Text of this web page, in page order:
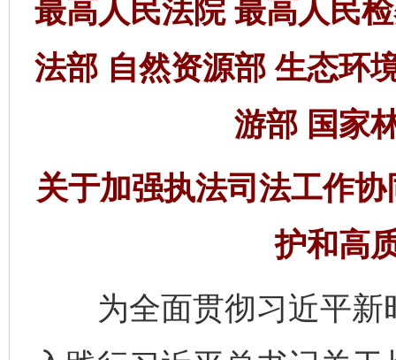
最高人民法院 最高人民
法部 自然资源部 生态环
游部 国家
关于加强执法司法工作
护和高
为全面贯彻习近平新